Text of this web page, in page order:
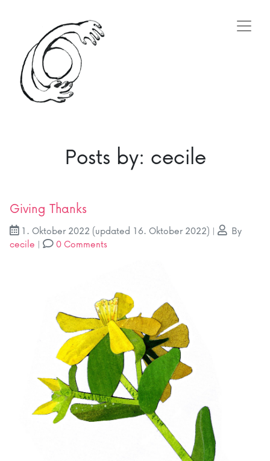
Posts by: cecile
Giving Thanks
1. Oktober 2022 (updated 16. Oktober 2022) |
By
cecile | 0 Comments